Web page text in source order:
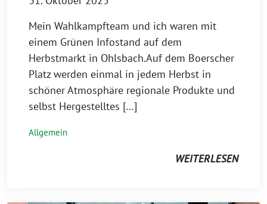
Mein Wahlkampfteam und ich waren mit
einem Grünen Infostand auf dem
Herbstmarkt in Ohlsbach.Auf dem Boerscher
Platz werden einmal in jedem Herbst in
schöner Atmosphäre regionale Produkte und
selbst Hergestelltes […]
Allgemein
WEITERLESEN